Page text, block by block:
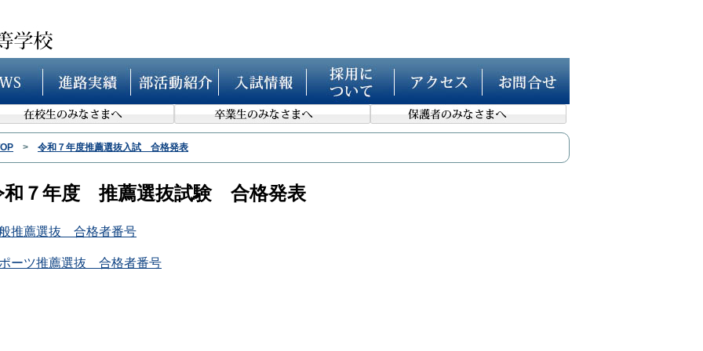
> 令和７年度推薦選抜入試 合格発表
和７年度 推薦選抜試験 合格発表
推薦選抜 合格者番号
ーツ推薦選抜 合格者番号